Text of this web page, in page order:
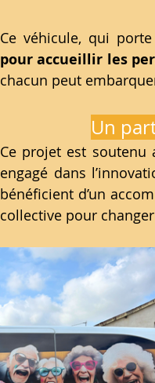
Ce véhicule, qui
pour accueillir les
chacun peut
Un
Ce projet est
engagé dans
bénéficient d’un
collective pour